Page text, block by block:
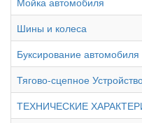
Шины и колеса
Буксирование автомобиля
Тягово-сцепное
ТЕХНИЧЕСКИЕ